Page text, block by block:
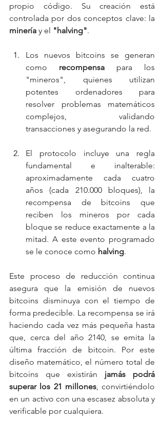
propio código. Su creación está
minería y el "halving".
Los nuevos bitcoins se generan
como recompensa para los
"mineros", quienes utilizan
potentes ordenadores para
resolver problemas matemáticos
complejos, validando
transacciones y asegurando la red.
El protocolo incluye una regla
fundamental e inalterable:
aproximadamente cada cuatro
años (cada 210.000 bloques), la
recompensa de bitcoins que
reciben los mineros por cada
bloque se reduce exactamente a la
mitad. A este evento programado
se le conoce como halving.
Este proceso de reducción continua
asegura que la emisión de nuevos
bitcoins disminuya con el tiempo de
forma predecible. La recompensa se irá
haciendo cada vez más pequeña hasta
que, cerca del año 2140, se emita la
última fracción de bitcoin. Por este
diseño matemático, el número total de
bitcoins que existirán jamás podrá
superar los 21 millones, convirtiéndolo
en un activo con una escasez absoluta y
verificable por cualquiera.